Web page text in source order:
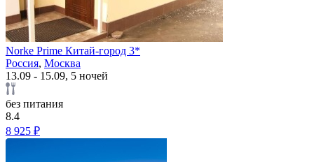
Norke Prime Китай-город 3*
Россия, Москва
13.09 - 15.09, 5 ночей
без питания
8.4
8 925 ₽